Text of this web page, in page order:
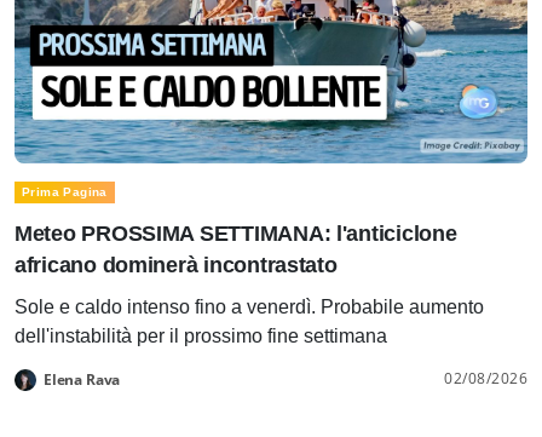
Prima Pagina
Meteo PROSSIMA SETTIMANA: l'anticiclone
africano dominerà incontrastato
Sole e caldo intenso fino a venerdì. Probabile aumento
dell'instabilità per il prossimo fine settimana
Elena Rava 02/08/2026